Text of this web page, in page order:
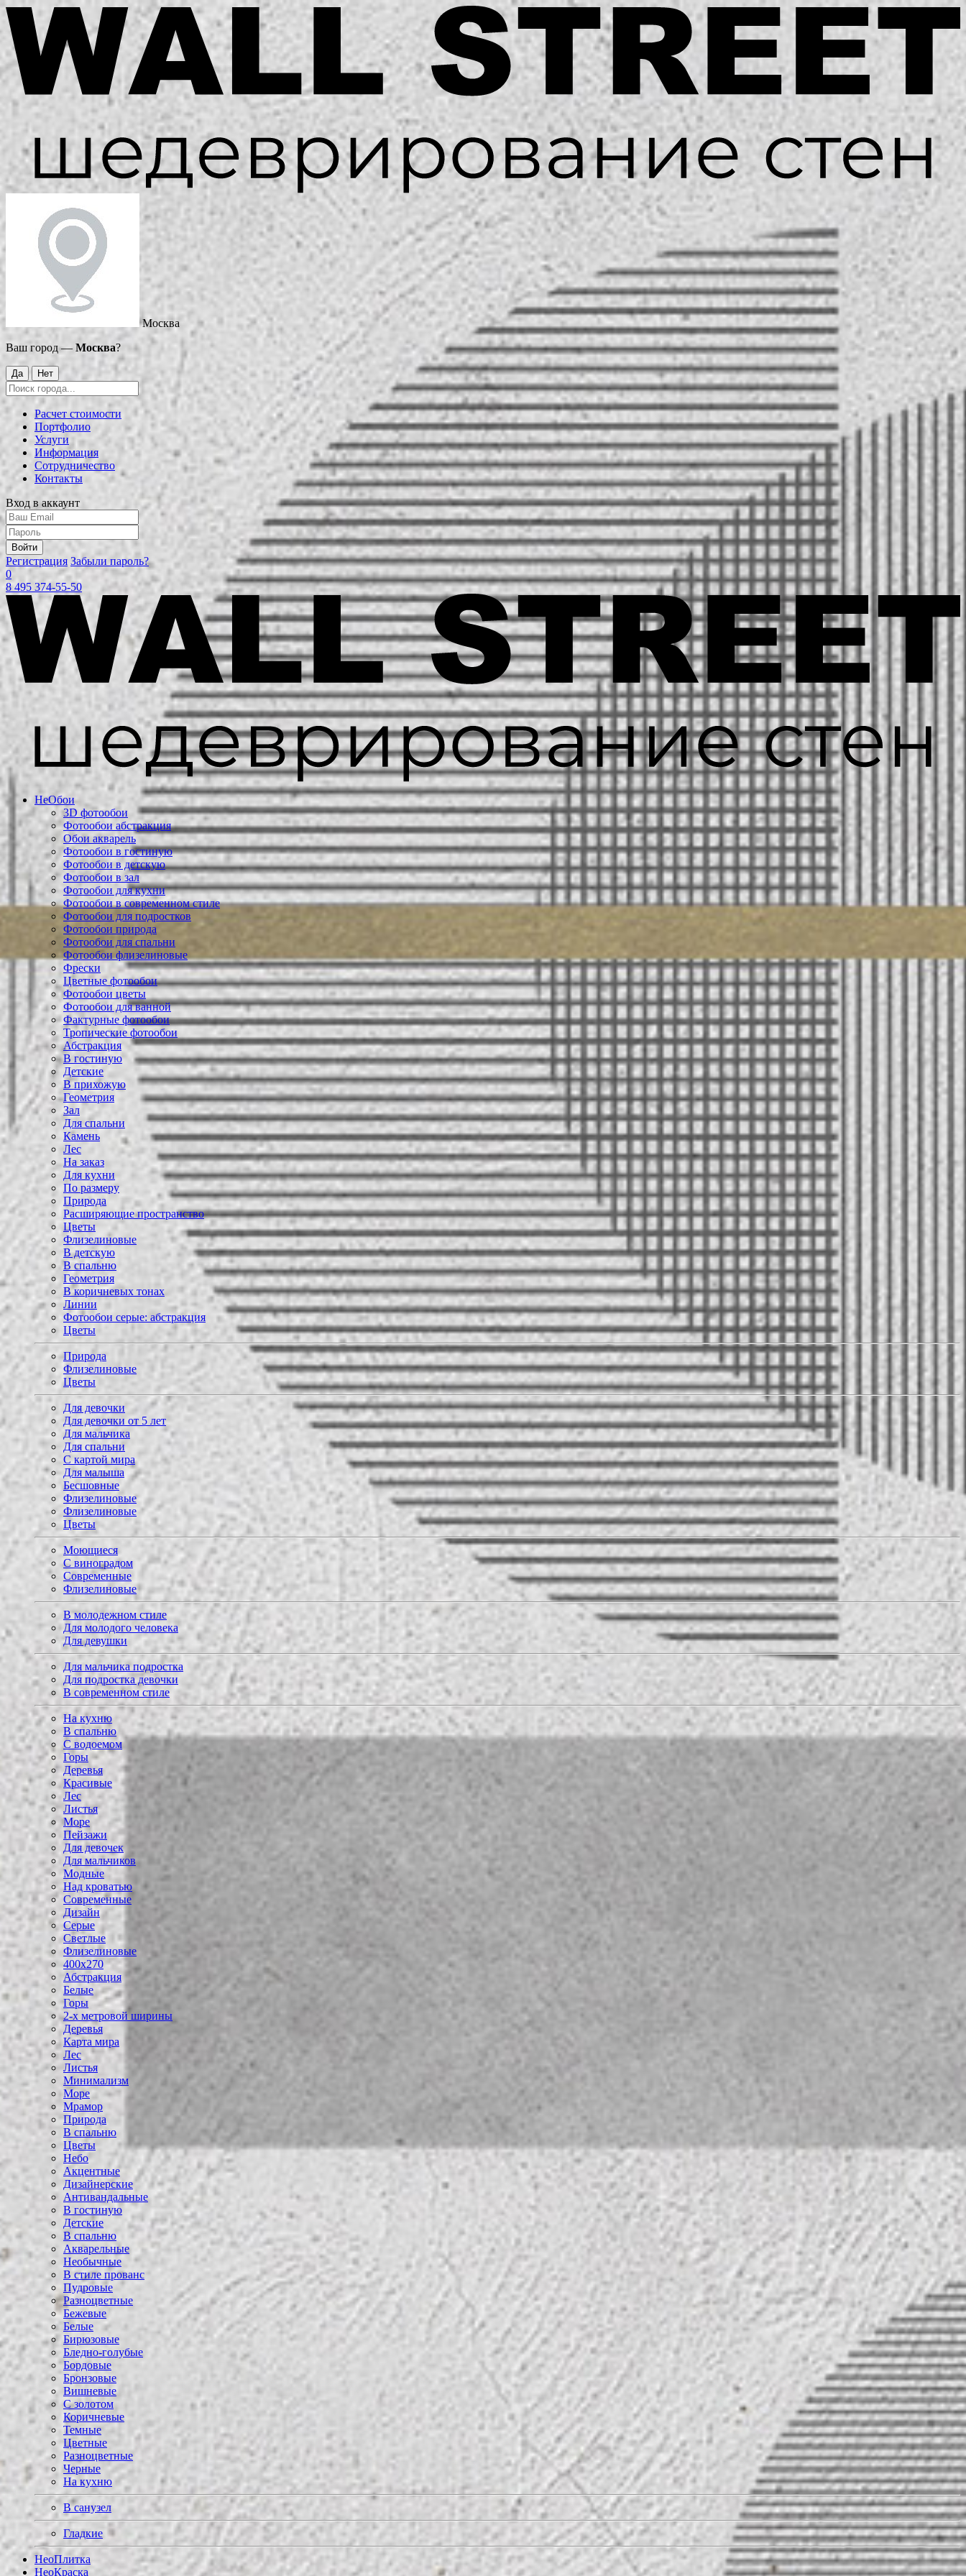
Москва
Ваш город —Москва?
Да Нет
Расчет стоимости
Портфолио
Услуги
Информация
Сотрудничество
Контакты
Вход в аккаунт
Войти
Регистрация Забыли пароль?
0
8 495 374-55-50
НеОбои
3D фотообои
Фотообои абстракция
Обои акварель
Фотообои в гостиную
Фотообои в детскую
Фотообои в зал
Фотообои для кухни
Фотообои в современном стиле
Фотообои для подростков
Фотообои природа
Фотообои для спальни
Фотообои флизелиновые
Фрески
Цветные фотообои
Фотообои цветы
Фотообои для ванной
Фактурные фотообои
Тропические фотообои
Абстракция
В гостиную
Детские
В прихожую
Геометрия
Зал
Для спальни
Камень
Лес
На заказ
Для кухни
По размеру
Природа
Расширяющие пространство
Цветы
Флизелиновые
В детскую
В спальню
Геометрия
В коричневых тонах
Линии
Фотообои серые: абстракция
Цветы
Природа
Флизелиновые
Цветы
Для девочки
Для девочки от 5 лет
Для мальчика
Для спальни
С картой мира
Для малыша
Бесшовные
Флизелиновые
Флизелиновые
Цветы
Моющиеся
С виноградом
Современные
Флизелиновые
В молодежном стиле
Для молодого человека
Для девушки
Для мальчика подростка
Для подростка девочки
В современном стиле
На кухню
В спальню
С водоемом
Горы
Деревья
Красивые
Лес
Листья
Море
Пейзажи
Для девочек
Для мальчиков
Модные
Над кроватью
Современные
Дизайн
Серые
Светлые
Флизелиновые
400х270
Абстракция
Белые
Горы
2-х метровой ширины
Деревья
Карта мира
Лес
Листья
Минимализм
Море
Мрамор
Природа
В спальню
Цветы
Небо
Акцентные
Дизайнерские
Антивандальные
В гостиную
Детские
В спальню
Акварельные
Необычные
В стиле прованс
Пудровые
Разноцветные
Бежевые
Белые
Бирюзовые
Бледно-голубые
Бордовые
Бронзовые
Вишневые
С золотом
Коричневые
Темные
Цветные
Разноцветные
Черные
На кухню
В санузел
Гладкие
НеоПлитка
НеоКраска